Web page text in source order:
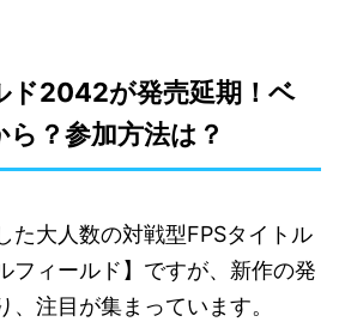
ド2042が発売延期！ベ
？参加方法は？
た大人数の対戦型FPSタイトル
フィールド】ですが、新作の発
、注目が集まっています。